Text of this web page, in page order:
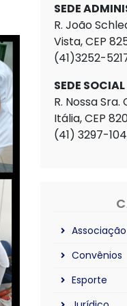
SEDE
R. João
Vista, CEP
(41)3252-
SEDE SOCIAL
R. Nossa
Itália, CEP
(41) 3297-
Associação
Convênios
Esporte